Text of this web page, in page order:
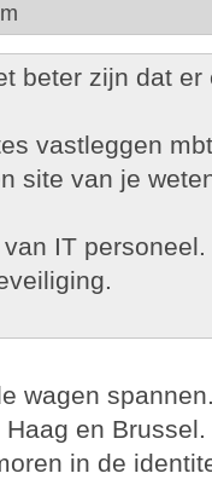
beter zijn dat
vastleggen
site van je
IT personeel.
wagen
en Brussel.
in de